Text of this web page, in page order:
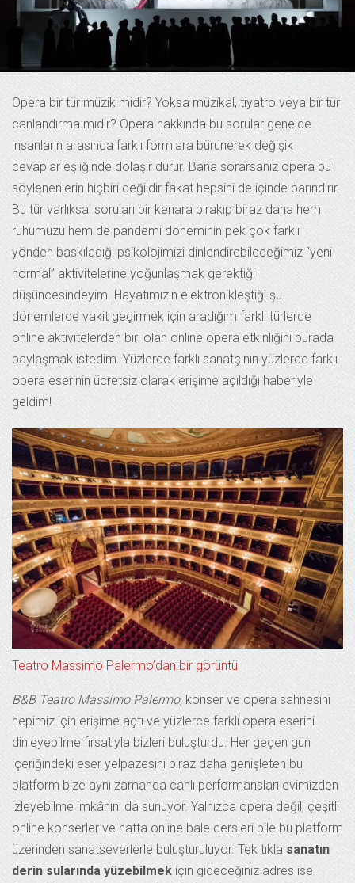
Opera bir tür müzik midir? Yoksa müzikal, tiyatro veya bir tür
canlandırma mıdır? Opera hakkında bu sorular genelde
insanların arasında farklı formlara bürünerek değişik
cevaplar eşliğinde dolaşır durur. Bana sorarsanız opera bu
söylenenlerin hiçbiri değildir fakat hepsini de içinde barındırır.
Bu tür varlıksal soruları bir kenara bırakıp biraz daha hem
ruhumuzu hem de pandemi döneminin pek çok farklı
yönden baskıladığı psikolojimizi dinlendirebileceğimiz “yeni
normal” aktivitelerine yoğunlaşmak gerektiği
düşüncesindeyim. Hayatımızın elektronikleştiği şu
dönemlerde vakit geçirmek için aradığım farklı türlerde
online aktivitelerden biri olan online opera etkinliğini burada
paylaşmak istedim. Yüzlerce farklı sanatçının yüzlerce farklı
opera eserinin ücretsiz olarak erişime açıldığı haberiyle
geldim!
Teatro Massimo Palermo’dan bir görüntü
B&B Teatro Massimo Palermo, konser ve opera sahnesini
hepimiz için erişime açtı ve yüzlerce farklı opera eserini
dinleyebilme fırsatıyla bizleri buluşturdu. Her geçen gün
içeriğindeki eser yelpazesini biraz daha genişleten bu
platform bize aynı zamanda canlı performansları evimizden
izleyebilme imkânını da sunuyor. Yalnızca opera değil, çeşitli
online konserler ve hatta online bale dersleri bile bu platform
üzerinden sanatseverlerle buluşturuluyor. Tek tıkla sanatın
derin sularında yüzebilmek için gideceğiniz adres ise